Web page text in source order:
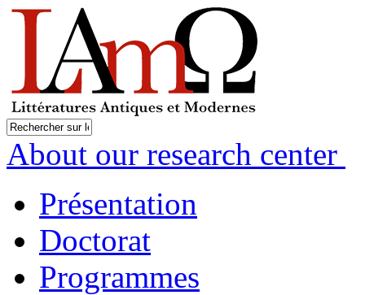
About our research center
Présentation
Doctorat
Programmes